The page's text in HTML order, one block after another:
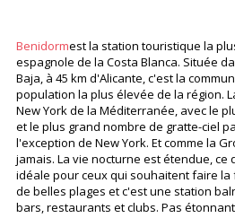
Benidormest la station touristique la
espagnole de la Costa Blanca. Située
Baja, à 45 km d'Alicante, c'est la
population la plus élevée de la région.
New York de la Méditerranée, avec le
et le plus grand nombre de gratte-ciel
l'exception de New York. Et comme la
jamais. La vie nocturne est étendue,
idéale pour ceux qui souhaitent faire la
de belles plages et c'est une station
bars, restaurants et clubs. Pas